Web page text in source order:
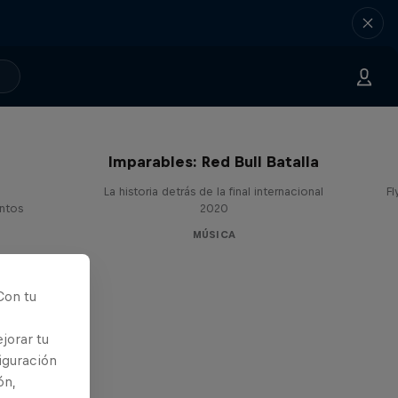
Imparables: Red Bull Batalla
La historia detrás de la final internacional
2020
MÚSICA
tu
tu